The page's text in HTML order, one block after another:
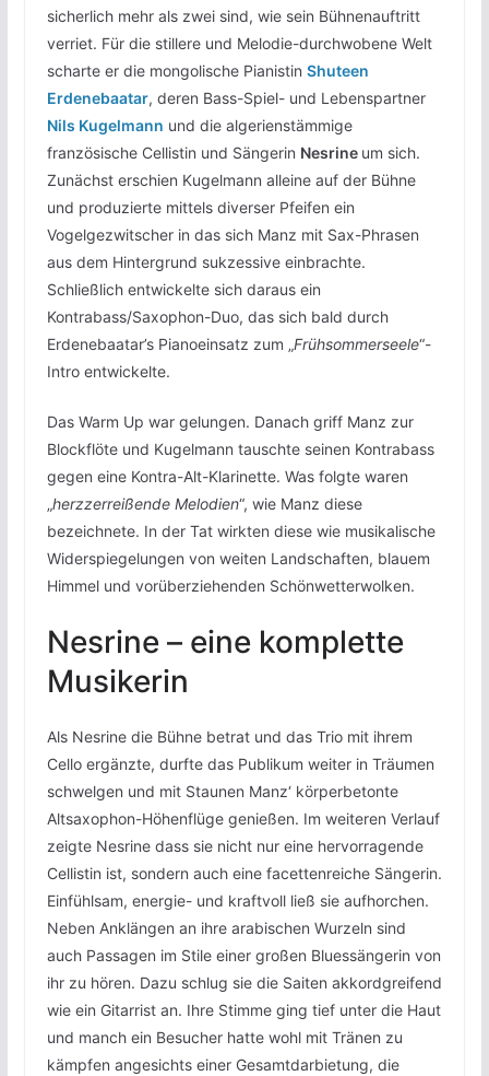
sicherlich mehr als zwei sind, wie sein Bühnenauftritt
verriet. Für die stillere und Melodie-durchwobene Welt
scharte er die mongolische Pianistin Shuteen
Erdenebaatar, deren Bass-Spiel- und Lebenspartner
Nils Kugelmann und die algerienstämmige
französische Cellistin und Sängerin Nesrine um sich.
Zunächst erschien Kugelmann alleine auf der Bühne
und produzierte mittels diverser Pfeifen ein
Vogelgezwitscher in das sich Manz mit Sax-Phrasen
aus dem Hintergrund sukzessive einbrachte.
Schließlich entwickelte sich daraus ein
Kontrabass/Saxophon-Duo, das sich bald durch
Erdenebaatar’s Pianoeinsatz zum „Frühsommerseele“-
Intro entwickelte.
Das Warm Up war gelungen. Danach griff Manz zur
Blockflöte und Kugelmann tauschte seinen Kontrabass
gegen eine Kontra-Alt-Klarinette. Was folgte waren
„herzzerreißende Melodien“, wie Manz diese
bezeichnete. In der Tat wirkten diese wie musikalische
Widerspiegelungen von weiten Landschaften, blauem
Himmel und vorüberziehenden Schönwetterwolken.
Nesrine – eine komplette
Musikerin
Als Nesrine die Bühne betrat und das Trio mit ihrem
Cello ergänzte, durfte das Publikum weiter in Träumen
schwelgen und mit Staunen Manz‘ körperbetonte
Altsaxophon-Höhenflüge genießen. Im weiteren Verlauf
zeigte Nesrine dass sie nicht nur eine hervorragende
Cellistin ist, sondern auch eine facettenreiche Sängerin.
Einfühlsam, energie- und kraftvoll ließ sie aufhorchen.
Neben Anklängen an ihre arabischen Wurzeln sind
auch Passagen im Stile einer großen Bluessängerin von
ihr zu hören. Dazu schlug sie die Saiten akkordgreifend
wie ein Gitarrist an. Ihre Stimme ging tief unter die Haut
und manch ein Besucher hatte wohl mit Tränen zu
kämpfen angesichts einer Gesamtdarbietung, die